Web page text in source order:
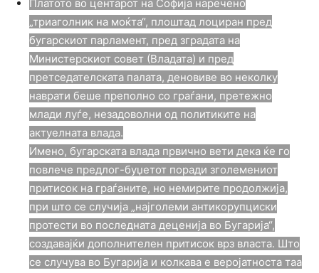
Платото во центарот на Софија наречено
„триаголник на моќта“, плоштад лоциран пред
бугарскиот парламент, пред зградата на
Министерскиот совет (Владата) и пред
претседателската палата, деновиве во неколку
наврати беше преполно со граѓани, претежно
млади луѓе, незадоволни од политиките на
актуелната влада.
Имено, бугарската влада првично вети дека ќе го
повлече предлог-буџетот поради зголемениот
притисок на граѓаните, но немирите продолжија,
при што се случија „најголеми антикорупциски
протести во последната деценија во Бугарија“,
создавајќи дополнителен притисок врз власта. Што
се случува во Бугарија и колкава е веројатноста таа